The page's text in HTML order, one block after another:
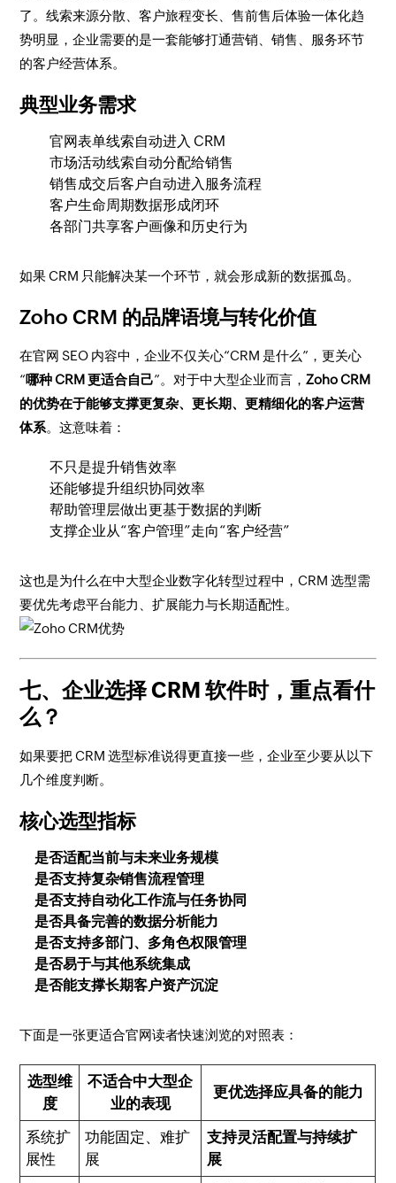
了。线索来源分散、客户旅程变长、售前售后体验一体化趋
势明显，企业需要的是一套能够打通营销、销售、服务环节
的客户经营体系。
典型业务需求
官网表单线索自动进入 CRM
市场活动线索自动分配给销售
销售成交后客户自动进入服务流程
客户生命周期数据形成闭环
各部门共享客户画像和历史行为
如果 CRM 只能解决某一个环节，就会形成新的数据孤岛。
Zoho CRM 的品牌语境与转化价值
在官网 SEO 内容中，企业不仅关心“CRM 是什么”，更关心
“哪种 CRM 更适合自己”。对于中大型企业而言，Zoho CRM
的优势在于能够支撑更复杂、更长期、更精细化的客户运营
体系。这意味着：
不只是提升销售效率
还能够提升组织协同效率
帮助管理层做出更基于数据的判断
支撑企业从“客户管理”走向“客户经营”
这也是为什么在中大型企业数字化转型过程中，CRM 选型需
要优先考虑平台能力、扩展能力与长期适配性。
七、企业选择 CRM 软件时，重点看什
么？
如果要把 CRM 选型标准说得更直接一些，企业至少要从以下
几个维度判断。
核心选型指标
是否适配当前与未来业务规模
是否支持复杂销售流程管理
是否支持自动化工作流与任务协同
是否具备完善的数据分析能力
是否支持多部门、多角色权限管理
是否易于与其他系统集成
是否能支撑长期客户资产沉淀
下面是一张更适合官网读者快速浏览的对照表：
选型维
度
不适合中大型企
业的表现
更优选择应具备的能力
系统扩
展性
功能固定、难扩
展
支持灵活配置与持续扩
展